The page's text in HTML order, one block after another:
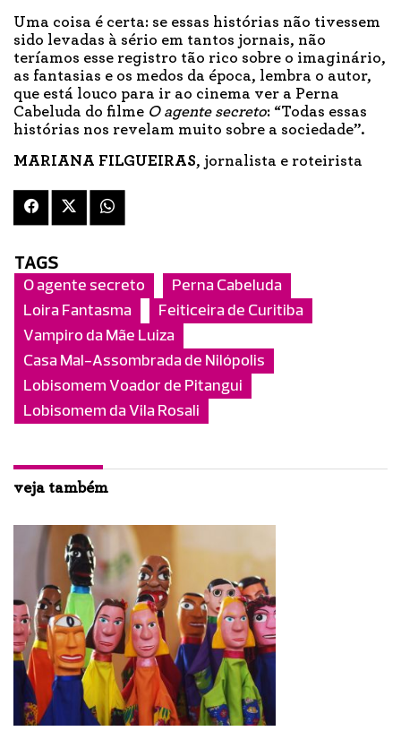
Uma coisa é certa: se essas histórias não tivessem
sido levadas à sério em tantos jornais, não
teríamos esse registro tão rico sobre o imaginário,
as fantasias e os medos da época, lembra o autor,
que está louco para ir ao cinema ver a Perna
Cabeluda do filme O agente secreto: “Todas essas
histórias nos revelam muito sobre a sociedade”.
MARIANA FILGUEIRAS, jornalista e roteirista
TAGS
O agente secreto
Perna Cabeluda
Loira Fantasma
Feiticeira de Curitiba
Vampiro da Mãe Luiza
Casa Mal-Assombrada de Nilópolis
Lobisomem Voador de Pitangui
Lobisomem da Vila Rosali
veja também